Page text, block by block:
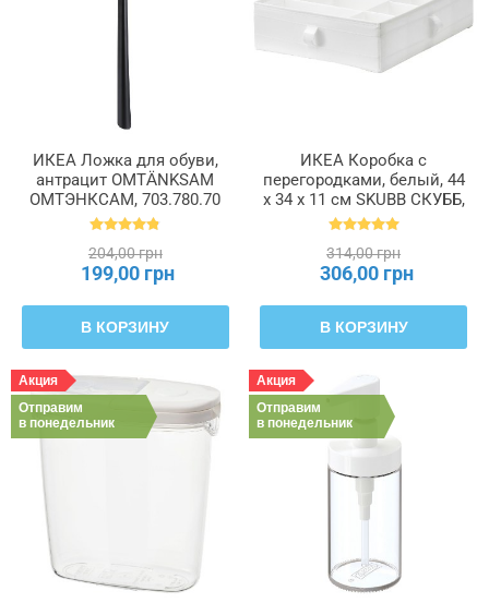
ИКЕА Ложка для обуви,
антрацит OMTÄNKSAM
ОМТЭНКСАМ, 703.780.70
204,00 грн
199,00 грн
В КОРЗИНУ
ИКЕА Коробка с
перегородками, белый, 44
x 34 x 11 см SKUBB СКУББ,
101.855.93
314,00 грн
306,00 грн
В КОРЗИНУ
Акция
Отправим
в понедельник
Акция
Отправим
в понедельник